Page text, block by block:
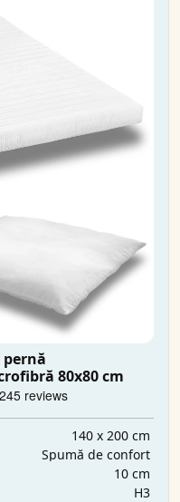
pernă
80x80 cm
140 x 200 cm
Spumă de confort
10 cm
H3